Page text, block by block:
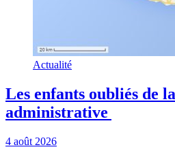
Actualité
Les enfants oubliés de
administrative
4 août 2026